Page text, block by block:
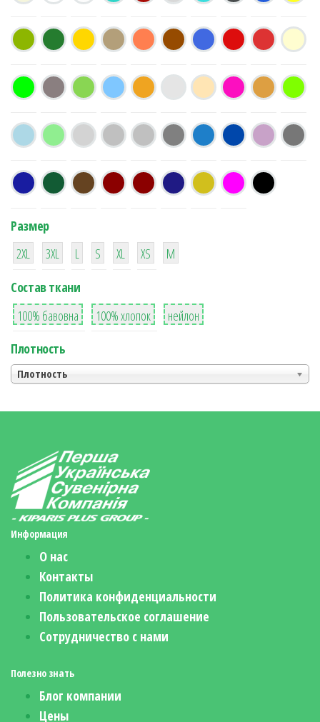
Размер
38
2XL
16
3XL
42
L
42
S
42
XL XS
М
Состав ткани
8
100% бавовна
36
100% хлопок
2
нейлон
Плотность
Плотность
Информация
О нас
Контакты
Политика конфиденциальности
Пользовательское соглашение
Сотрудничество с нами
Полезно знать
Блог компании
Цены